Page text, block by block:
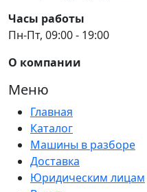
Часы работы
Пн-Пт, 09:00 - 19:00
О компании
Меню
Главная
Каталог
Машины в разборе
Доставка
Юридическим лицам